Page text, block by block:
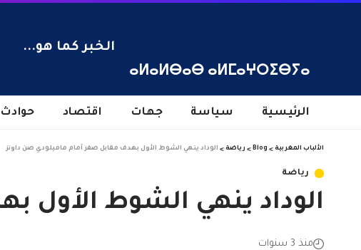
ⴰⵍⴰⵍⴱⴰⴱ ⴰⵍⵎⴰⵖⵔⵉⴱⵢⴰ
الخبر كما هو...
الرئيسية سياسة جهات اقتصاد حوادث
الألباب المغربية >
Blog
> رياضة > الوداد ينهي الشوط الأول بهدف مقابل صفر أمام ماميلودي صن داونز
رياضة
الوداد ينهي الشوط الأول
منذ 3 سنوات